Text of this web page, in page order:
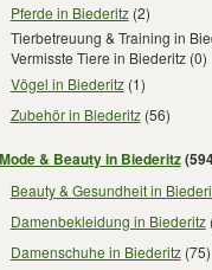
Pferde in Biederitz(2)
Tierbetreuung & Training in
Vermisste Tiere in Biederitz(0)
Vögel in Biederitz(1)
Zubehör in Biederitz(56)
Mode & Beauty in Biederitz
Beauty & Gesundheit in
Damenbekleidung in Biederitz
Damenschuhe in Biederitz(75)